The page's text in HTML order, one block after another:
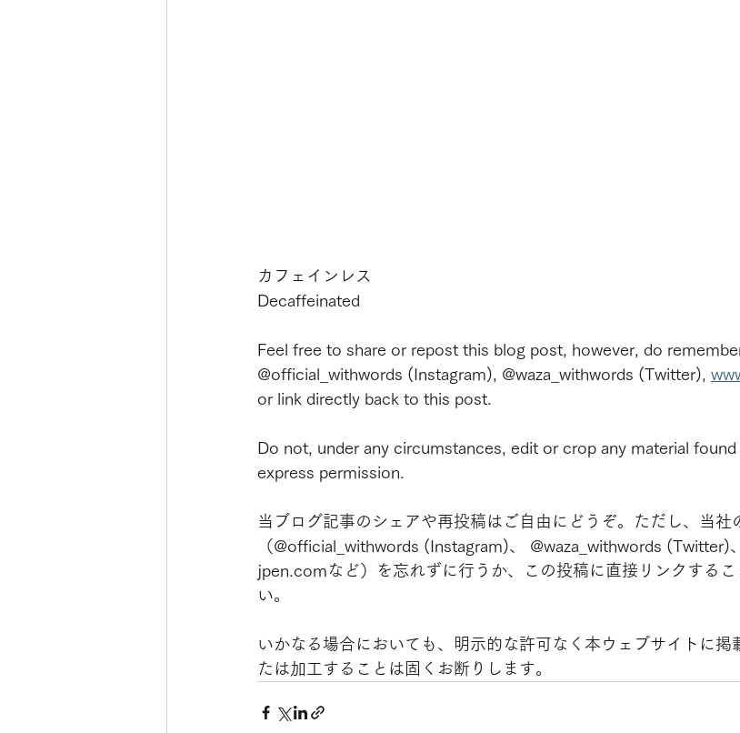
カフェインレス
Decaffeinated
Feel free to share or repost this blog post, however, do
@official_withwords (Instagram), @waza_withwords (Twitter),
or link directly back to this post.
Do not, under any circumstances, edit or crop any material
express permission.
当ブログ記事のシェアや再投稿はご自由にどうぞ。ただし、当社
（@official_withwords (Instagram)、 @waza_withwords (Twitter)
jpen.comなど）を忘れずに行うか、この投稿に直接リンクする
い。
いかなる場合においても、明示的な許可なく本ウェブサイトに掲
たは加工することは固くお断りします。